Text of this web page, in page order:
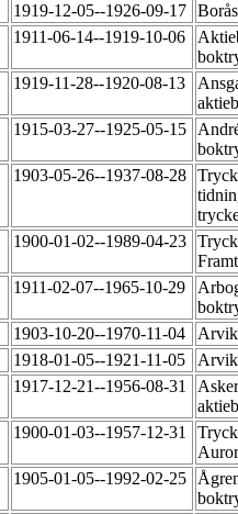
1919-12-05--1926-09-17
1911-06-14--1919-10-06
1919-11-28--1920-08-13
1915-03-27--1925-05-15
1903-05-26--1937-08-28
1900-01-02--1989-04-23
1911-02-07--1965-10-29
1903-10-20--1970-11-04
1918-01-05--1921-11-05
1917-12-21--1956-08-31
1900-01-03--1957-12-31
1905-01-05--1992-02-25